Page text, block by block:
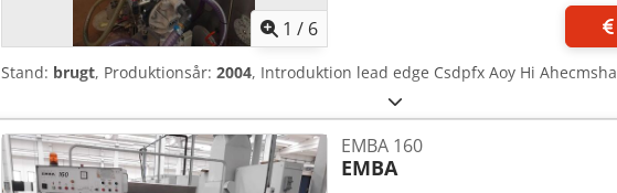
1 / 6
Stand: brugt, Produktionsår: 2004, Introduktion lead edge Csdpfx Aoy Hi Ahecmsha
EMBA 160
EMBA